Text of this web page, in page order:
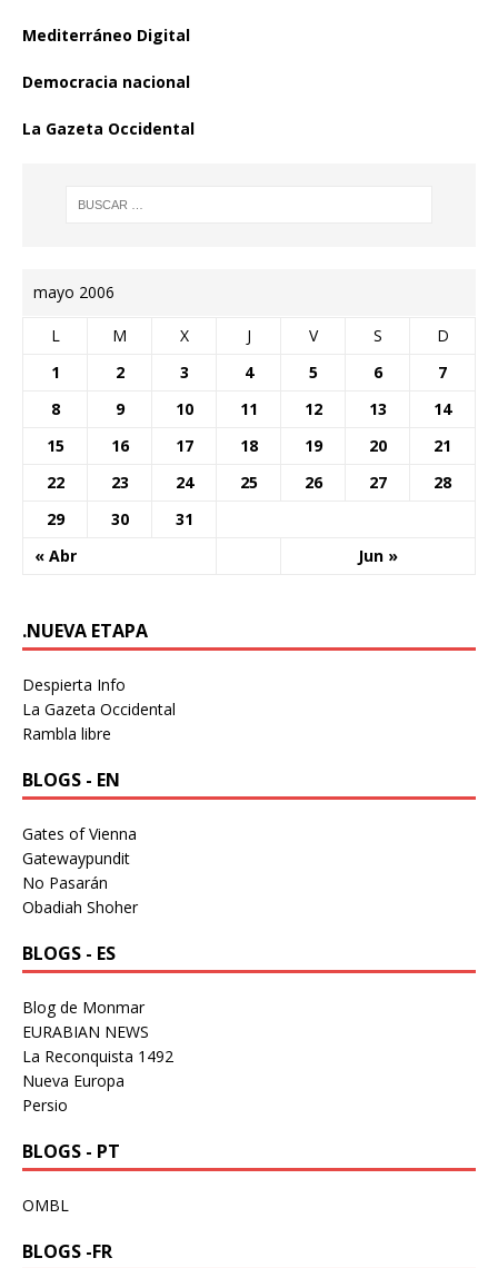
Mediterráneo Digital
Democracia nacional
La Gazeta Occidental
mayo 2006
L M X J V S D
« Abr Jun »
1 2 3 4 5 6
7
8
9 10 11 12 13
14
15
16 17 18 19 20
21
22
23 24 25 26 27
28
29
30 31
.NUEVA ETAPA
Despierta Info
La Gazeta Occidental
Rambla libre
BLOGS - EN
Gates of Vienna
Gatewaypundit
No Pasarán
Obadiah Shoher
BLOGS - ES
Blog de Monmar
EURABIAN NEWS
La Reconquista 1492
Nueva Europa
Persio
BLOGS - PT
OMBL
BLOGS -FR